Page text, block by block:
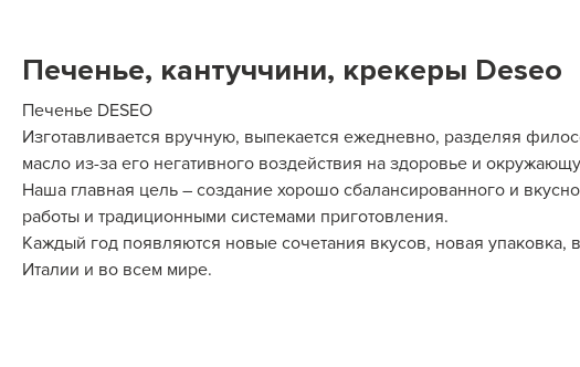
Печенье, кантуччини, крекеры Deseo
Печенье DESEO
Изготавливается вручную, выпекается ежедневно, разделяя
масло из-за его негативного воздействия на здоровье и
Наша главная цель – создание хорошо сбалансированного и
работы и традиционными системами приготовления.
Каждый год появляются новые сочетания вкусов, новая
Италии и во всем мире.